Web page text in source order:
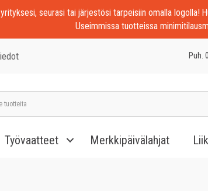
seurasi tai järjestösi tarpeisiin omalla logolla!
Useimmissa tuotteissa
Puh.
Työvaatteet Merkkipäivälahjat